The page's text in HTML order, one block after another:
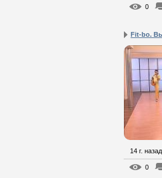
0
Fit-bo.
14 г. назад
0